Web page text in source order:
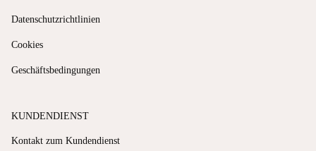
Datenschutzrichtlinien
Cookies
Geschäftsbedingungen
KUNDENDIENST
Kontakt zum Kundendienst